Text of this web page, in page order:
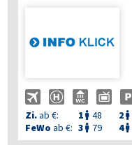
Zi.ab €: 1  48 2 
FeWo ab €: 3  79 4